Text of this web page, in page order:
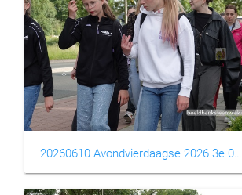
20260610 Avondvierdaagse 2026 3e 0009